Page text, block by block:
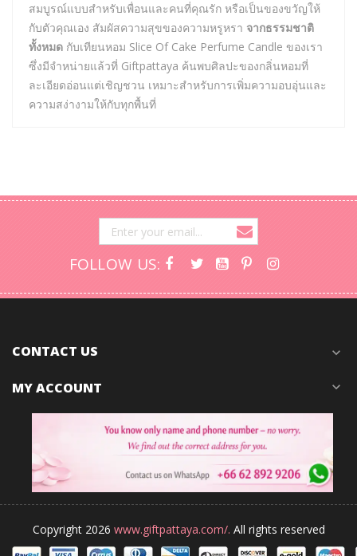
สมบูรณ์แบบสำหรับเพื่อนและคนที่คุณรัก หรือเป็นของขวัญให้
กับตัวคุณเอง สัมผัสความสุขของความหรูหรา จากธรรมชาติ
ทั้งหมด กับเทียนหอม Slice Of Cake Perfume Candle ของเรา
ซึ่งมีจำหน่ายแล้วที่ Giftpattaya ค้นพบศิลปะของกลิ่นหอมที่
ละเอียดอ่อนแต่เชิญชวน เหมาะสำหรับการเพิ่มความอบอุ่นและ
ความสง่างามให้กับทุกพื้นที่
FOLLOW US:
CONTACT US expand_more
MY ACCOUNT expand_more
Copyright 2026 www.giftpattaya.com/. All rights reserved